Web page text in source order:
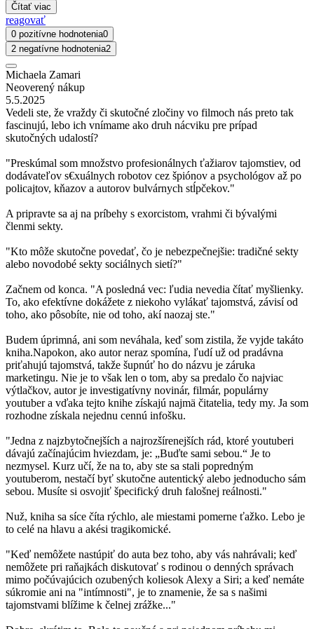
Čítať viac
reagovať
0 pozitívne hodnotenia0
2 negatívne hodnotenia2
Michaela Zamari
Neoverený nákup
5.5.2025
Vedeli ste, že vraždy či skutočné zločiny vo filmoch nás preto tak
fascinujú, lebo ich vnímame ako druh nácviku pre prípad
skutočných udalostí?
"Preskúmal som množstvo profesionálnych ťažiarov tajomstiev, od
dodávateľov s€xuálnych robotov cez špiónov a psychológov až po
policajtov, kňazov a autorov bulvárnych stĺpčekov."
A pripravte sa aj na príbehy s exorcistom, vrahmi či bývalými
členmi sekty.
"Kto môže skutočne povedať, čo je nebezpečnejšie: tradičné sekty
alebo novodobé sekty sociálnych sietí?"
Začnem od konca. "A posledná vec: ľudia nevedia čítať myšlienky.
To, ako efektívne dokážete z niekoho vylákať tajomstvá, závisí od
toho, ako pôsobíte, nie od toho, akí naozaj ste."
Budem úprimná, ani som neváhala, keď som zistila, že vyjde takáto
kniha.Napokon, ako autor neraz spomína, ľudí už od pradávna
priťahujú tajomstvá, takže šupnúť ho do názvu je záruka
marketingu. Nie je to však len o tom, aby sa predalo čo najviac
výtlačkov, autor je investigatívny novinár, filmár, populárny
youtuber a vďaka tejto knihe získajú najmä čitatelia, tedy my. Ja som
rozhodne získala nejednu cennú infošku.
"Jedna z najzbytočnejších a najrozšírenejších rád, ktoré youtuberi
dávajú začínajúcim hviezdam, je: „Buďte sami sebou.“ Je to
nezmysel. Kurz učí, že na to, aby ste sa stali popredným
youtuberom, nestačí byť skutočne autentický alebo jednoducho sám
sebou. Musíte si osvojiť špecifický druh falošnej reálnosti."
Nuž, kniha sa síce číta rýchlo, ale miestami pomerne ťažko. Lebo je
to celé na hlavu a akési tragikomické.
"Keď nemôžete nastúpiť do auta bez toho, aby vás nahrávali; keď
nemôžete pri raňajkách diskutovať s rodinou o denných správach
mimo počúvajúcich ozubených koliesok Alexy a Siri; a keď nemáte
súkromie ani na "intímnosti", je to znamenie, že sa s našimi
tajomstvami blížime k čelnej zrážke..."